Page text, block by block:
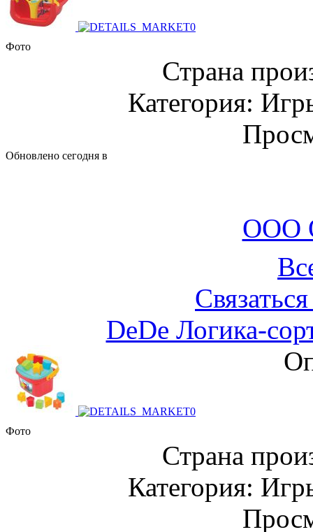
Фото
Страна
Категория:
Обновлено сегодня в
ООО
DeDe Логика-
Фото
Страна
Категория: